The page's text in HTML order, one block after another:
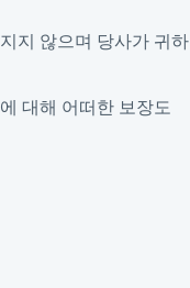
지 않으며 당사가 귀하
대해 어떠한 보장도